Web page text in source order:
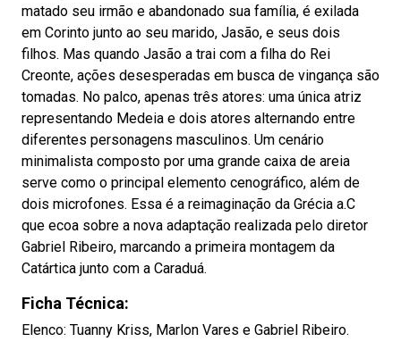
matado seu irmão e abandonado sua família, é exilada
em Corinto junto ao seu marido, Jasão, e seus dois
filhos. Mas quando Jasão a trai com a filha do Rei
Creonte, ações desesperadas em busca de vingança são
tomadas. No palco, apenas três atores: uma única atriz
representando Medeia e dois atores alternando entre
diferentes personagens masculinos. Um cenário
minimalista composto por uma grande caixa de areia
serve como o principal elemento cenográfico, além de
dois microfones. Essa é a reimaginação da Grécia a.C
que ecoa sobre a nova adaptação realizada pelo diretor
Gabriel Ribeiro, marcando a primeira montagem da
Catártica junto com a Caraduá.
Ficha Técnica:
Elenco: Tuanny Kriss, Marlon Vares e Gabriel Ribeiro.